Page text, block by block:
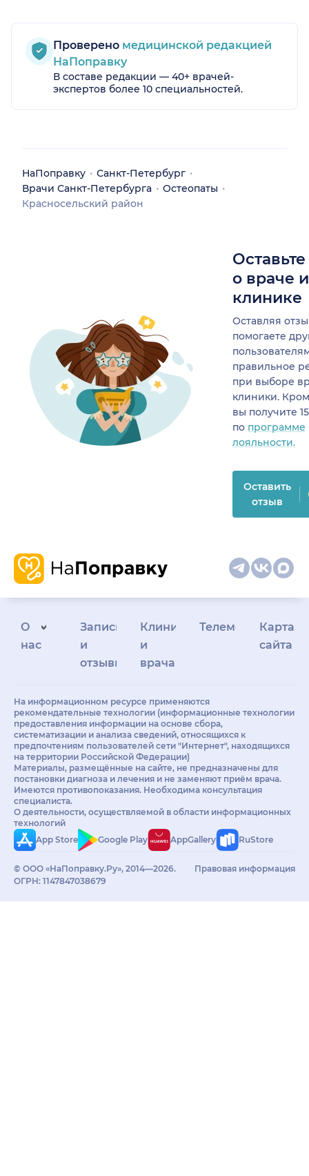
Проверено медицинской редакцией
НаПоправку
В составе редакции — 40+ врачей-
экспертов более 10 специальностей.
НаПоправку
Санкт-Петербург
Врачи Санкт-Петербурга
Остеопаты
Красносельский район
о враче
клинике
Оставляя
помогаете
правильное
при выборе
клиники.
вы получите
по программе
лояльности.
Оставить
отзыв
О
нас
Запись
и
отзывы
Клиникам
и
врачам
Телемедицина
Карта
сайта
На информационном ресурсе применяются
рекомендательные технологии (информационные технологии
предоставления информации на основе сбора,
систематизации и анализа сведений, относящихся к
предпочтениям пользователей сети "Интернет", находящихся
на территории Российской Федерации)
Материалы, размещённые на сайте, не предназначены для
постановки диагноза и лечения и не заменяют приём врача.
Имеются противопоказания. Необходима консультация
специалиста.
О деятельности, осуществляемой в области информационных
технологий
App Store
Google Play AppGallery RuStore
© ООО «НаПоправку.Ру», 2014—2026.
ОГРН: 1147847038679
Правовая информация